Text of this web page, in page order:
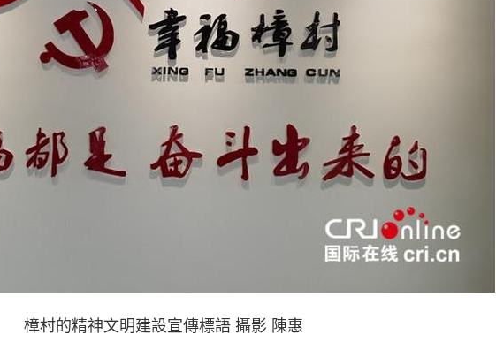
樟村的精神文明建設宣傳標語 攝影 陳惠